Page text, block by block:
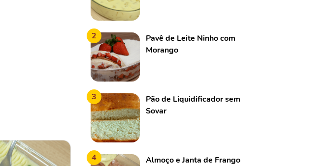
2
Pavê de Leite Ninho com
Morango
3
Pão de Liquidificador sem
Sovar
4
Almoço e Janta de Frango